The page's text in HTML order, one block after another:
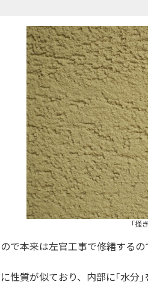
「掻
で本来は左官工事で修繕する
性質が似ており、内部に｢水